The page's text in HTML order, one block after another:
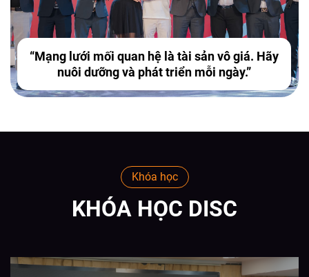
“Mạng lưới mối quan hệ là tài sản vô giá. Hãy
nuôi dưỡng và phát triển mỗi ngày.”
Khóa học
KHÓA HỌC DISC